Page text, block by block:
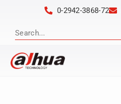
0-2942-3868-72